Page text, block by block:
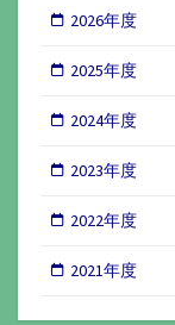
2026年度
2025年度
2024年度
2023年度
2022年度
2021年度